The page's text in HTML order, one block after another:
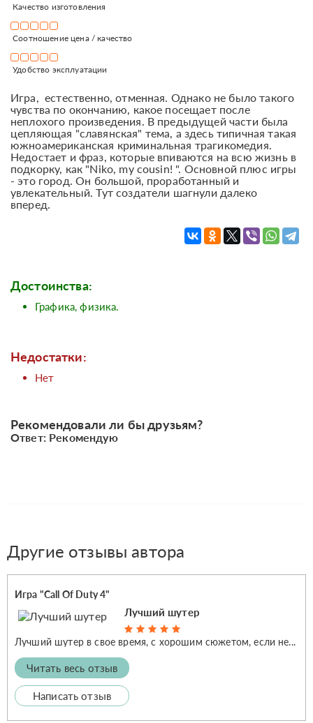
Качество изготовления
Соотношение цена / качество
Удобство эксплуатации
Игра, естественно, отменная. Однако не было такого
чувства по окончанию, какое посещает после
неплохого произведения. В предыдущей части была
цепляющая "славянская" тема, а здесь типичная такая
южноамериканская криминальная трагикомедия.
Недостает и фраз, которые впиваются на всю жизнь в
подкорку, как "Niko, my cousin! ". Основной плюс игры
- это город. Он большой, проработанный и
увлекательный. Тут создатели шагнули далеко
вперед.
Достоинства:
Графика, физика.
Недостатки:
Нет
Рекомендовали ли бы друзьям?
Ответ: Рекомендую
Другие отзывы автора
Игра "Call Of Duty 4"
Лучший шутер
Лучший шутер в свое время, с хорошим сюжетом, если не...
Читать весь отзыв
Написать отзыв